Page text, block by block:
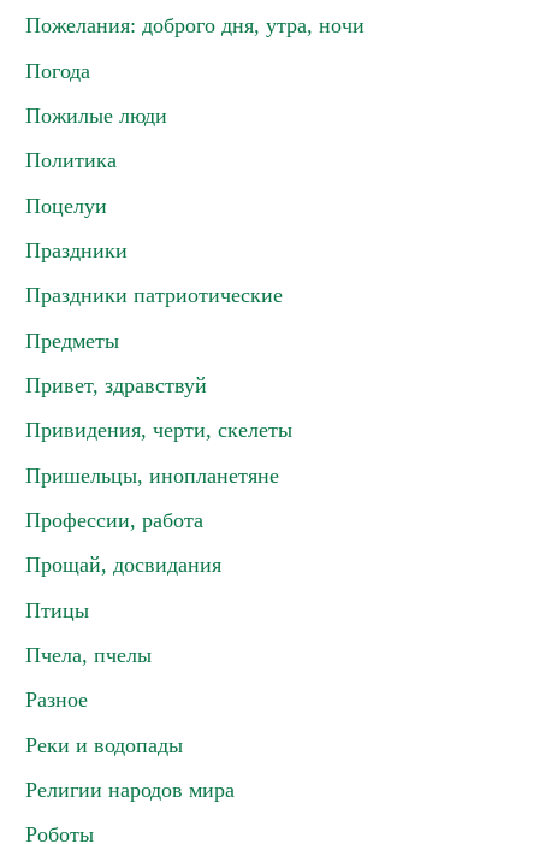
Пожелания: доброго дня, утра, ночи
Погода
Пожилые люди
Политика
Поцелуи
Праздники
Праздники патриотические
Предметы
Привет, здравствуй
Привидения, черти, скелеты
Пришельцы, инопланетяне
Профессии, работа
Прощай, досвидания
Птицы
Пчела, пчелы
Разное
Реки и водопады
Религии народов мира
Роботы